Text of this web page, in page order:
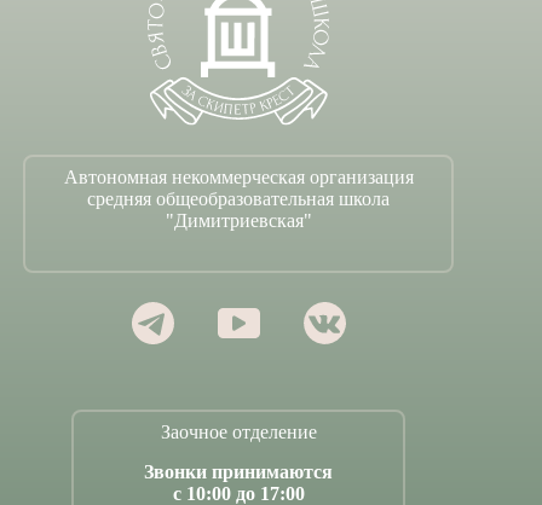
Автономная некоммерческая организация
средняя общеобразовательная школа
"Димитриевская"
Заочное отделение
Звонки принимаются
с 10:00 до 17:00